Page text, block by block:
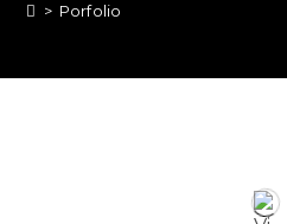
> Porfolio